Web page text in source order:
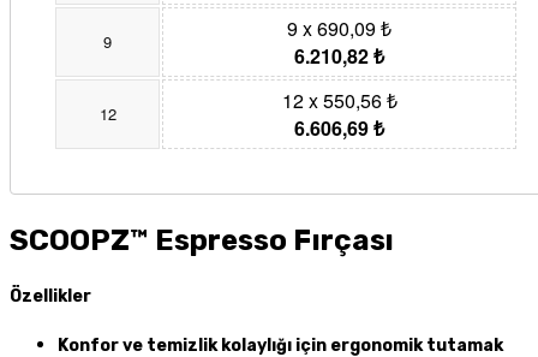
9
9 x 690,09 ₺
6.210,82 ₺
12
12 x 550,56 ₺
6.606,69 ₺
SCOOPZ™ Espresso Fırçası
Özellikler
Konfor ve temizlik kolaylığı için ergonomik tutamak